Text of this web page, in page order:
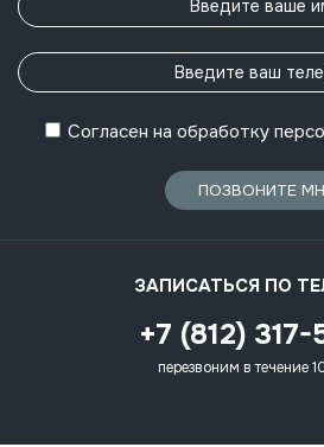
Согласен на обработку
ПОЗВОНИТЕ
ЗАПИСАТЬСЯ ПО
+7 (812)
перезвоним в течение